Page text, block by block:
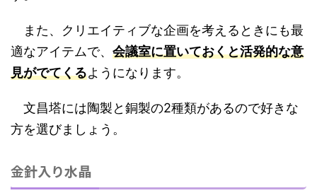
また、クリエイティブな企画を考えるときにも最
適なアイテムで、 会議室に置いておくと活発的な意
見がでてくるようになります。
文昌塔には陶製と銅製の2種類があるので好きな
方を選びましょう。
金針入り水晶